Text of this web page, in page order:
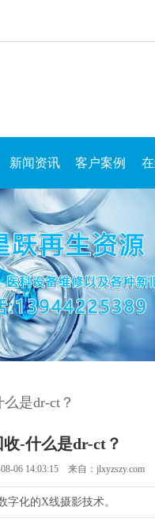
新闻资讯 客户案例
是dr-ct？
-什么是dr-ct？
06 14:03:15 来自：jlxyzszy.com
字化的X线摄影技术。